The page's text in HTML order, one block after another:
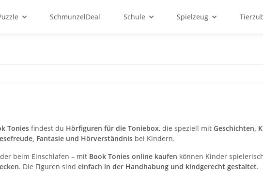
SchmunzelDeal Schule Spielzeug
Tonies findest du Hörfiguren für die Toniebox, die speziell mit Geschichten,
Fantasie und Hörverständnis bei Kindern.
beim Einschlafen – mit Book Tonies online kaufen können Kinder
. Die Figuren sind einfach in der Handhabung und kindgerecht gestaltet.